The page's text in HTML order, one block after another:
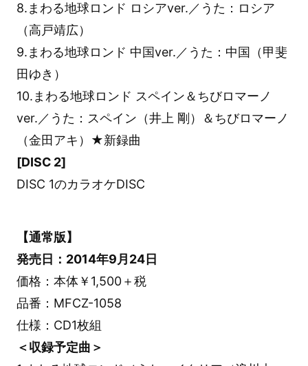
8.まわる地球ロンド ロシアver.／うた：ロシア
（高戸靖広）
9.まわる地球ロンド 中国ver.／うた：中国（甲斐
田ゆき）
10.まわる地球ロンド スペイン＆ちびロマーノ
ver.／うた：スペイン（井上 剛）＆ちびロマーノ
（金田アキ）★新録曲
[DISC 2]
DISC 1のカラオケDISC
【通常版】
発売日：2014年9月24日
価格：本体￥1,500＋税
品番：MFCZ-1058
仕様：CD1枚組
＜収録予定曲＞